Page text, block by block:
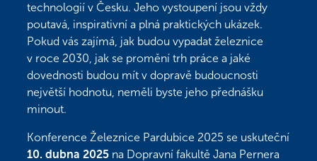
technologií v Česku. Jeho vystoupení jsou vždy
poutavá, inspirativní a plná praktických ukázek.
Pokud vás zajímá, jak budou vypadat železnice
v roce 2030, jak se promění trh práce a jaké
dovednosti budou mít v dopravě budoucnosti
největší hodnotu, neměli byste jeho přednášku
minout.
Konference Železnice Pardubice 2025 se uskuteční
10. dubna 2025na Dopravní fakultě Jana Pernera